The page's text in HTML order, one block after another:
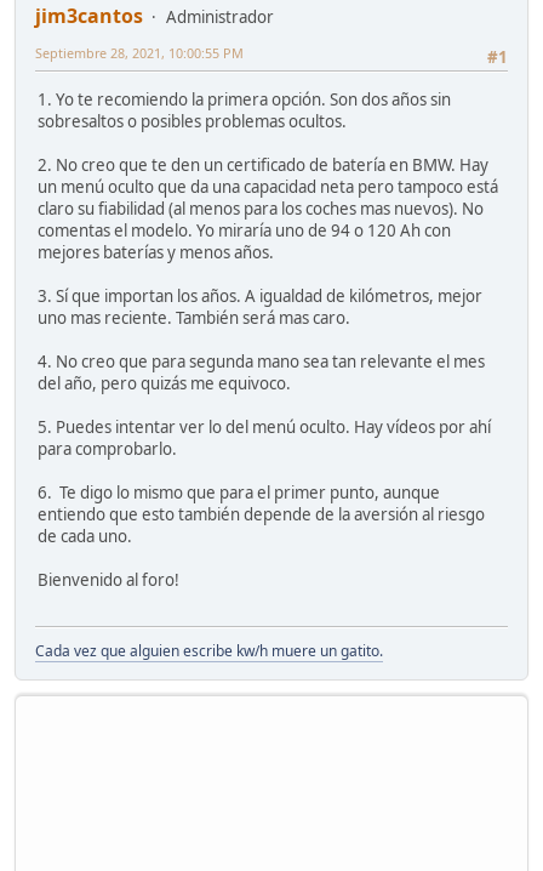
jim3cantos
Administrador
#1
Septiembre 28, 2021, 10:00:55 PM
1. Yo te recomiendo la primera opción. Son dos años sin
sobresaltos o posibles problemas ocultos.
2. No creo que te den un certificado de batería en BMW. Hay
un menú oculto que da una capacidad neta pero tampoco está
claro su fiabilidad (al menos para los coches mas nuevos). No
comentas el modelo. Yo miraría uno de 94 o 120 Ah con
mejores baterías y menos años.
3. Sí que importan los años. A igualdad de kilómetros, mejor
uno mas reciente. También será mas caro.
4. No creo que para segunda mano sea tan relevante el mes
del año, pero quizás me equivoco.
5. Puedes intentar ver lo del menú oculto. Hay vídeos por ahí
para comprobarlo.
6. Te digo lo mismo que para el primer punto, aunque
entiendo que esto también depende de la aversión al riesgo
de cada uno.
Bienvenido al foro!
Cada vez que alguien escribe kw/h muere un gatito.